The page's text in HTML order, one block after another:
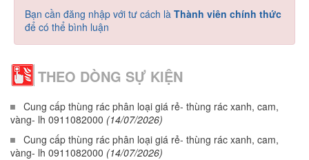
Bạn cần đăng nhập với tư cách là Thành viên chính thức
để có thể bình luận
THEO DÒNG SỰ KIỆN
Cung cấp thùng rác phân loại giá rẻ- thùng rác xanh, cam,
vàng- lh 0911082000 (14/07/2026)
Cung cấp thùng rác phân loại giá rẻ- thùng rác xanh, cam,
vàng- lh 0911082000 (14/07/2026)